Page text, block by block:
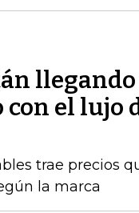
el lujo
trae precios
la marca